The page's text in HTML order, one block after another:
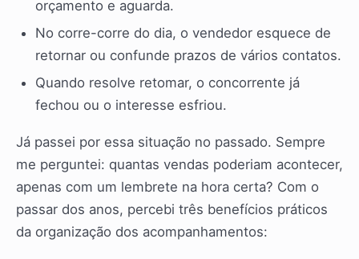
orçamento e aguarda.
No corre-corre do dia, o vendedor esquece de
retornar ou confunde prazos de vários contatos.
Quando resolve retomar, o concorrente já
fechou ou o interesse esfriou.
Já passei por essa situação no passado. Sempre
me perguntei: quantas vendas poderiam acontecer,
apenas com um lembrete na hora certa? Com o
passar dos anos, percebi três benefícios práticos
da organização dos acompanhamentos: